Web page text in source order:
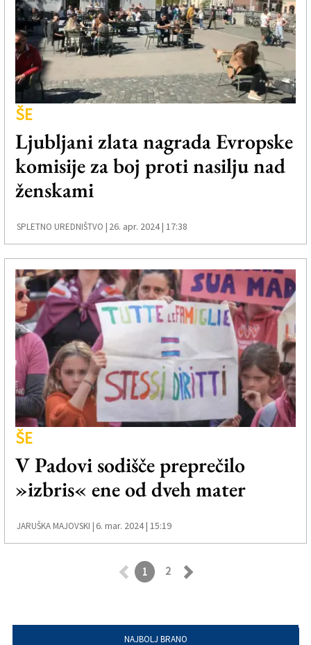
ŠE
Ljubljani zlata nagrada Evropske
komisije za boj proti nasilju nad
ženskami
SPLETNO UREDNIŠTVO | 26. apr. 2024 | 17:38
ŠE
V Padovi sodišče preprečilo
»izbris« ene od dveh mater
JARUŠKA MAJOVSKI | 6. mar. 2024 | 15:19
1 2
NAJBOLJ BRANO